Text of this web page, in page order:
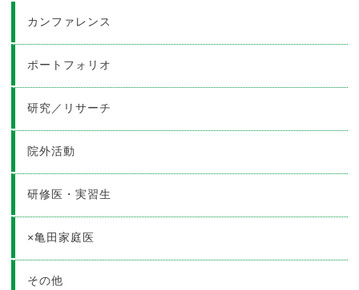
カンファレンス
ポートフォリオ
研究／リサーチ
院外活動
研修医・実習生
×亀田家庭医
その他